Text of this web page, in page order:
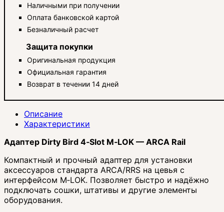
Наличными при получении
Оплата банковской картой
Безналичный расчет
Защита покупки
Оригинальная продукция
Официальная гарантия
Возврат в течении 14 дней
Описание
Характеристики
Адаптер Dirty Bird 4‑Slot M‑LOK — ARCA Rail
Компактный и прочный адаптер для установки
аксессуаров стандарта ARCA/RRS на цевья с
интерфейсом M‑LOK. Позволяет быстро и надёжно
подключать сошки, штативы и другие элементы
оборудования.